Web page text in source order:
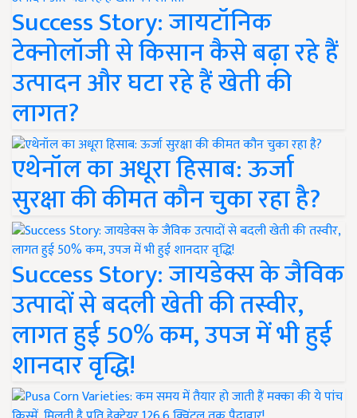
Success Story: जायटॉनिक
टेक्नोलॉजी से किसान कैसे बढ़ा रहे हैं
उत्पादन और घटा रहे हैं खेती की
लागत?
एथेनॉल का अधूरा हिसाब: ऊर्जा
सुरक्षा की कीमत कौन चुका रहा है?
Success Story: जायडेक्स के जैविक
उत्पादों से बदली खेती की तस्वीर,
लागत हुई 50% कम, उपज में भी हुई
शानदार वृद्धि!